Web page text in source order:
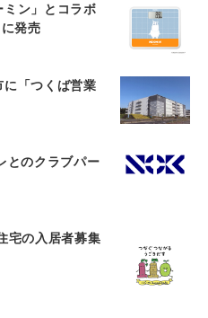
ミン」とコラボ
発売
「つくば営業
とのクラブパー
宅の入居者募集